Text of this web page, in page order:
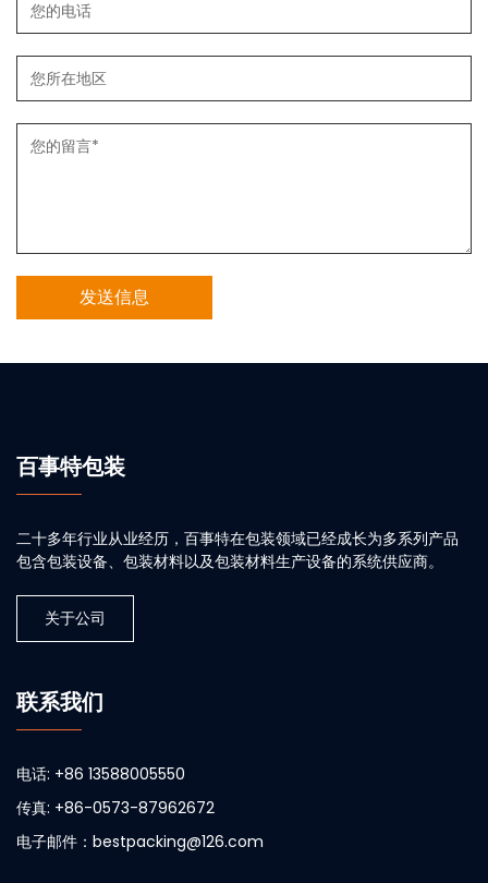
百事特包装
二十多年行业从业经历，百事特在包装领域已经成长为多系列产品
包含包装设备、包装材料以及包装材料生产设备的系统供应商。
关于公司
联系我们
电话: +86 13588005550
传真: +86-0573-87962672
电子邮件：bestpacking@126.com